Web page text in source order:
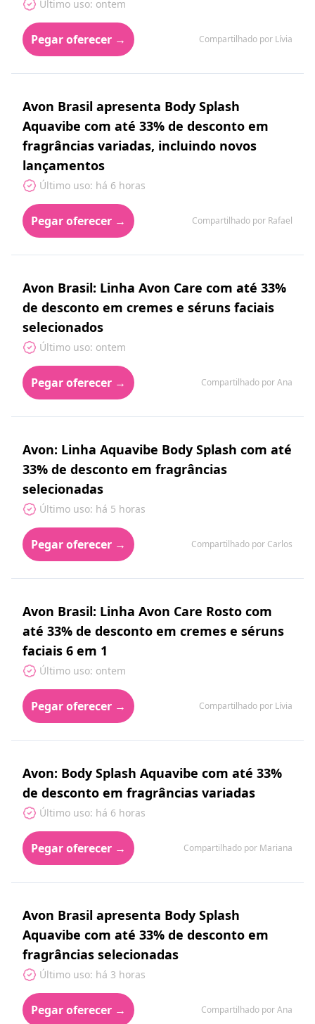
Último uso: ontem
Pegar oferecer → Compartilhado por Lívia
Avon Brasil apresenta Body Splash
Aquavibe com até 33% de desconto em
fragrâncias variadas, incluindo novos
lançamentos
Último uso: há 6 horas
Pegar oferecer → Compartilhado por Rafael
Avon Brasil: Linha Avon Care com até 33%
de desconto em cremes e séruns faciais
selecionados
Último uso: ontem
Pegar oferecer → Compartilhado por Ana
Avon: Linha Aquavibe Body Splash com até
33% de desconto em fragrâncias
selecionadas
Último uso: há 5 horas
Pegar oferecer → Compartilhado por Carlos
Avon Brasil: Linha Avon Care Rosto com
até 33% de desconto em cremes e séruns
faciais 6 em 1
Último uso: ontem
Pegar oferecer → Compartilhado por Lívia
Avon: Body Splash Aquavibe com até 33%
de desconto em fragrâncias variadas
Último uso: há 6 horas
Pegar oferecer → Compartilhado por Mariana
Avon Brasil apresenta Body Splash
Aquavibe com até 33% de desconto em
fragrâncias selecionadas
Último uso: há 3 horas
Pegar oferecer → Compartilhado por Ana